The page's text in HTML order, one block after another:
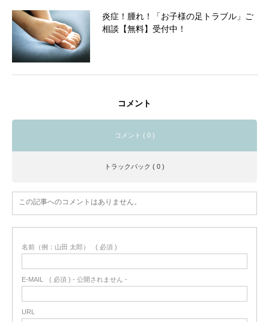
炎症！腫れ！「お子様の足トラブル」ご
相談【無料】受付中！
コメント
コメント ( 0 )
トラックバック ( 0 )
この記事へのコメントはありません。
名前（例：山田 太郎） ( 必須 )
E-MAIL ( 必須 ) - 公開されません -
URL